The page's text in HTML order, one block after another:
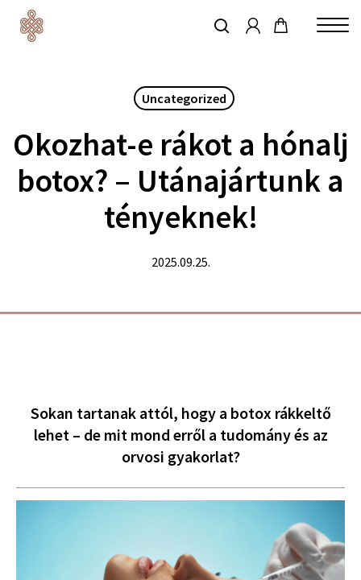
keresés
Uncategorized
Okozhat-e rákot a hónalj
botox? – Utánajártunk a
tényeknek!
2025.09.25.
Sokan tartanak attól, hogy a botox rákkeltő
lehet – de mit mond erről a tudomány és az
orvosi gyakorlat?